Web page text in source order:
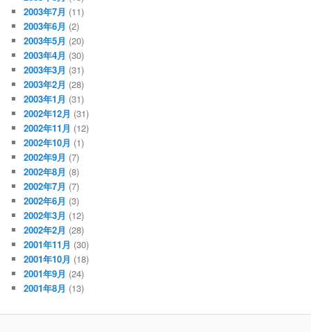
2003年7月 (11)
2003年6月 (2)
2003年5月 (20)
2003年4月 (30)
2003年3月 (31)
2003年2月 (28)
2003年1月 (31)
2002年12月 (31)
2002年11月 (12)
2002年10月 (1)
2002年9月 (7)
2002年8月 (8)
2002年7月 (7)
2002年6月 (3)
2002年3月 (12)
2002年2月 (28)
2001年11月 (30)
2001年10月 (18)
2001年9月 (24)
2001年8月 (13)